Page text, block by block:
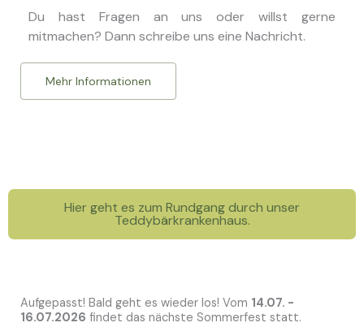
Du hast Fragen an uns oder willst gerne
mitmachen? Dann schreibe uns eine Nachricht.
Mehr Informationen
Hier geht es zum Rundgang durch unser
Teddybärkrankenhaus.
Aufgepasst! Bald geht es wieder los! Vom 14.07. -
16.07.2026 findet das nächste Sommerfest statt.